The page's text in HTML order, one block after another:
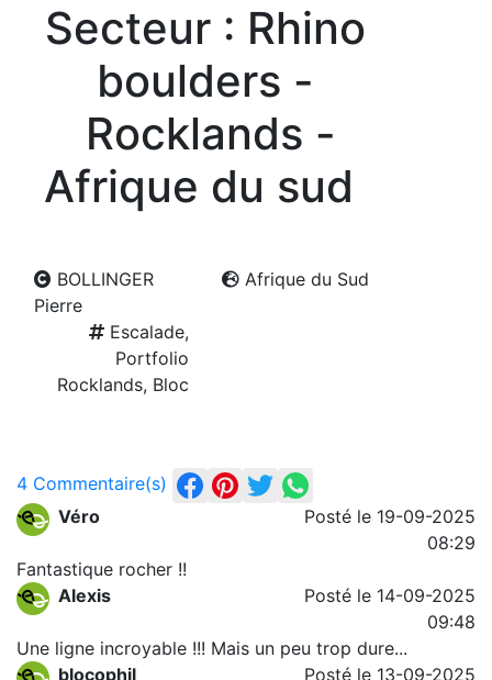
Secteur : Rhino
boulders -
Rocklands -
Afrique du sud
BOLLINGER
Pierre
Afrique du Sud
Escalade,
Portfolio
Rocklands, Bloc
4 Commentaire(s)
Véro
Posté le 19-09-2025
08:29
Fantastique rocher !!
Alexis
Posté le 14-09-2025
09:48
Une ligne incroyable !!! Mais un peu trop dure...
blocophil
Posté le 13-09-2025